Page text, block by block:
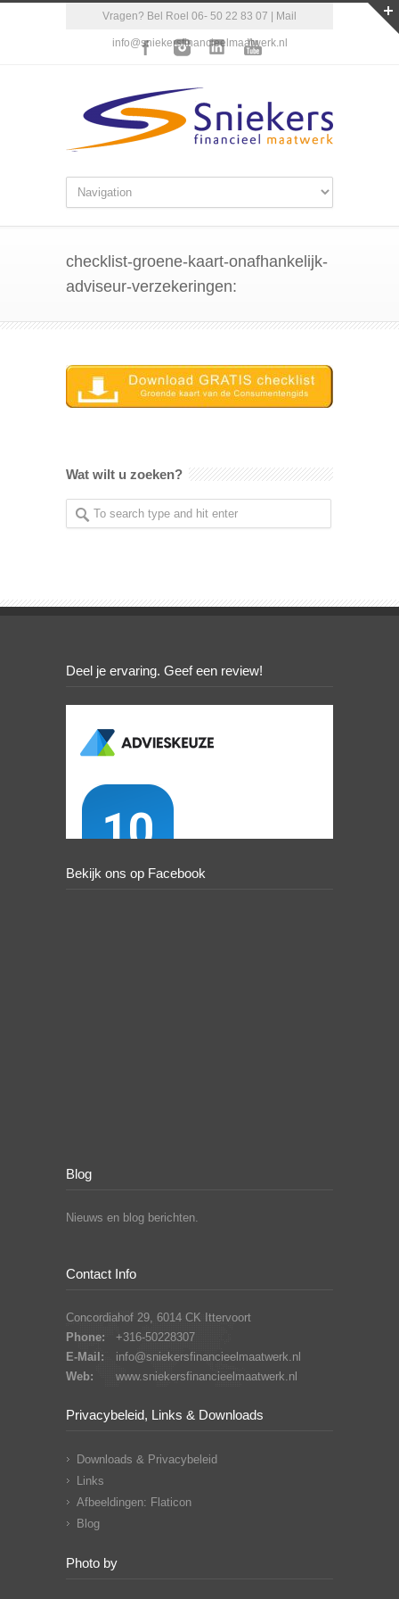
Vragen? Bel Roel 06- 50 22 83 07 | Mail
info@sniekersfinancieelmaatwerk.nl
checklist-groene-kaart-onafhankelijk-
adviseur-verzekeringen:
Wat wilt u zoeken?
Deel je ervaring. Geef een review!
Bekijk ons op Facebook
Blog
Nieuws en blog berichten.
Contact Info
Concordiahof 29, 6014 CK Ittervoort
Phone:
+316-50228307
E-Mail:
info@sniekersfinancieelmaatwerk.nl
Web:
www.sniekersfinancieelmaatwerk.nl
Privacybeleid, Links & Downloads
Downloads & Privacybeleid
Links
Afbeeldingen: Flaticon
Blog
Photo by